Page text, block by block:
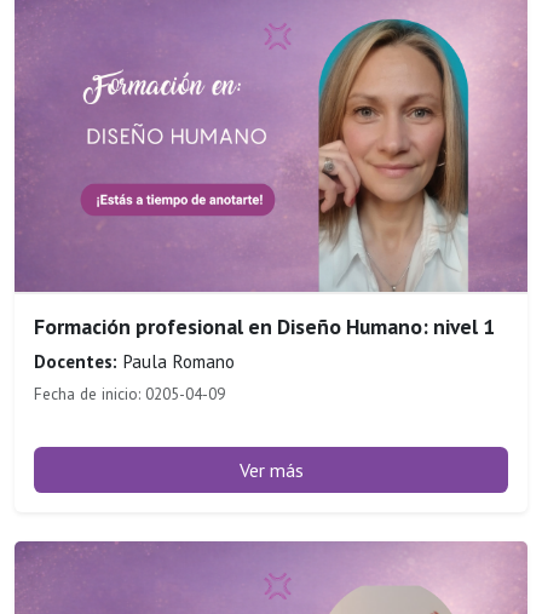
Formación profesional en Diseño Humano: nivel 1
Docentes: Paula Romano
Fecha de inicio: 0205-04-09
Ver más